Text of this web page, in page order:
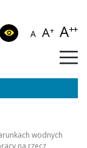
A A+ A++
wodnych
na rzecz